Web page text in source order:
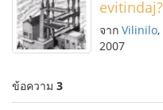
evitindaj?
จาก Vilinilo,
2007
ข้อความ 3